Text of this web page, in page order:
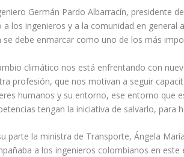
Germán Pardo Albarracín, presidente
a los ingenieros y a la comunidad en
se debe enmarcar como uno de los más
climático nos está enfrentando con
profesión, que nos motivan a seguir
humanos y su entorno, ese entorno que
tengan la iniciativa de salvarlo, para
parte la ministra de Transporte, Ángela
a los ingenieros colombianos en